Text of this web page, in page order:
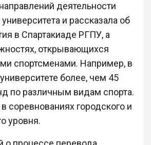
деятельности
и рассказала об
в Спартакиаде РГПУ, а
открывающихся
спортсменами. Например, в
более, чем 45
по различным видам спорта.
соревнованиях городского и
уровня.